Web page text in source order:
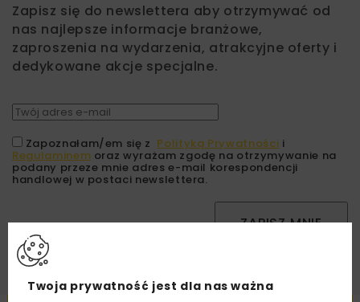
Zapisz się do newslettera aby otrzymywać od
nas najlepsze informacje branżowe,
zaproszenia na wydarzenia, atrakcyjne oferty i
dedykowane akcje specjalne.
Zapoznałam/em się z Polityką Prywatności i
Regulaminem oraz wyrażam zgodę na otrzymywanie na
podany przeze mnie adres e-mail korespondencji
handlowej w postaci newslettera.
ZAPISZ MNIE
Twoja prywatność jest dla nas ważna